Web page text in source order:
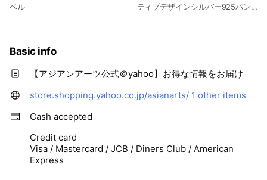
ベル
ティブデザインシルバー925バン
Basic info
【アジアンアーツ公式＠yahoo】お得な情報をお届け
store.shopping.yahoo.co.jp/asianarts/ 1 other items
Cash accepted
Credit card
Visa / Mastercard / JCB / Diners Club / American
Express